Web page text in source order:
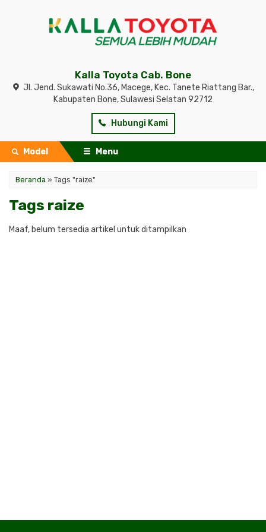
Kalla Toyota Cab. Bone
Jl. Jend. Sukawati No.36, Macege, Kec. Tanete Riattang Bar.,
Kabupaten Bone, Sulawesi Selatan 92712
Hubungi Kami
Model Menu
Beranda » Tags "raize"
Tags raize
Maaf, belum tersedia artikel untuk ditampilkan